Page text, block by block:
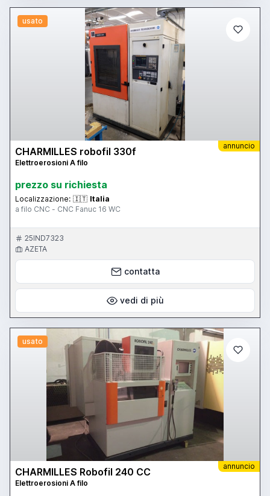
usato
annuncio
CHARMILLES robofil 330f
Elettroerosioni A filo
prezzo su richiesta
Localizzazione: 🇮🇹 Italia
a filo CNC - CNC Fanuc 16 WC
25IND7323
AZETA
contatta
vedi di più
usato
annuncio
CHARMILLES Robofil 240 CC
Elettroerosioni A filo